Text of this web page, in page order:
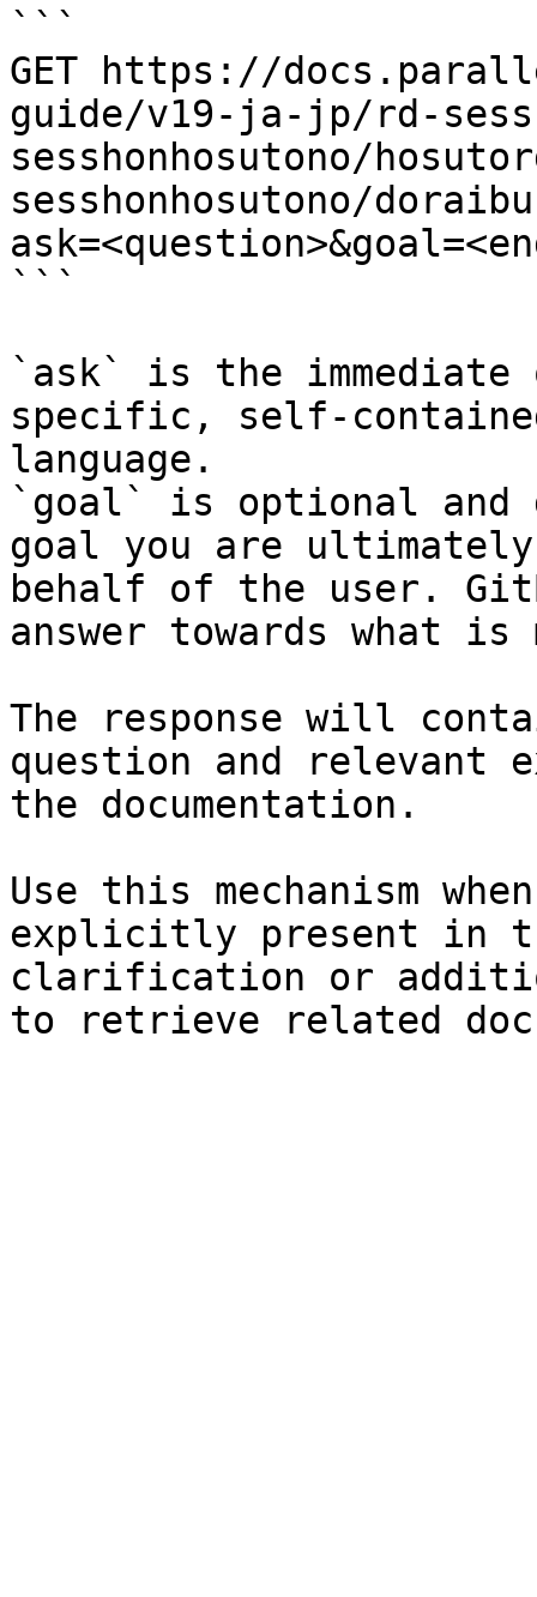
```
GET https://
guide/v19-ja-jp/rd-
sesshonhosutono/
sesshonhosutono/
```
`ask` is the
specific, self-
language.
`goal` is optional and
goal you are
behalf of the user.
answer towards what
The response will
question and relevant
the documentation.
Use this mechanism
explicitly present in
clarification or